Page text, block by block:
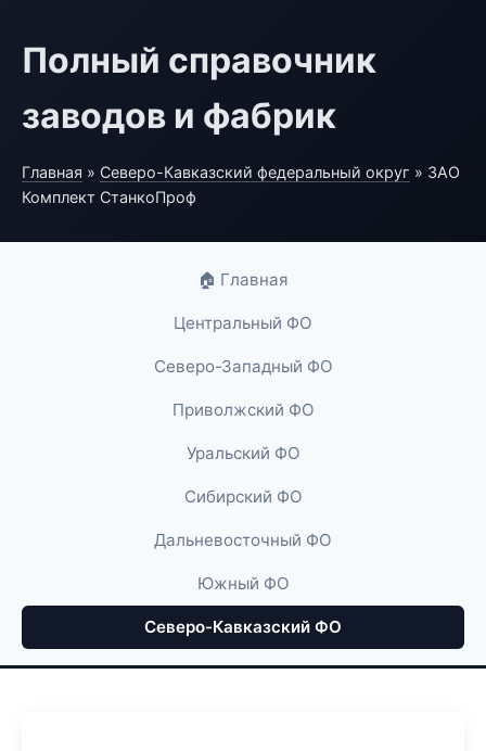
Полный справочник
заводов и фабрик
Главная » Северо-Кавказский федеральный округ » ЗАО
Комплект СтанкоПроф
🏠 Главная
Центральный ФО
Северо-Западный ФО
Приволжский ФО
Уральский ФО
Сибирский ФО
Дальневосточный ФО
Южный ФО
Северо-Кавказский ФО